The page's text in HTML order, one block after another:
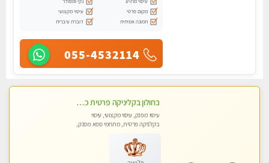
מקום פרטי
עיסוי מקצועי
תמונה אמיתית
דוברת עיברית
055-4532114
בחולון בקליניקה פרטית כל סוגי העיסויים מעסה מקצועית ואיכותית פרטי!!
עיסוי מפנק, עיסוי מקצועי, עיסוי
בקלניקה פרטית, מתחמי ספא מפנק,